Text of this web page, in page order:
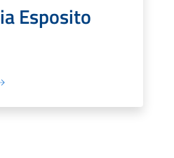
Esposito